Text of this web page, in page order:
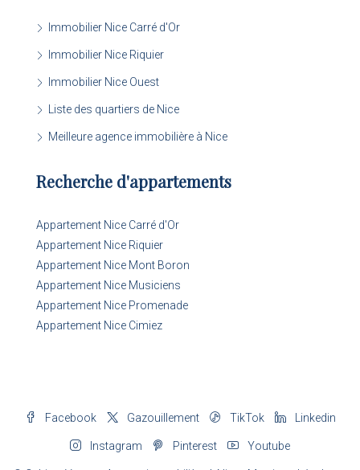
Immobilier Nice Carré d'Or
Immobilier Nice Riquier
Immobilier Nice Ouest
Liste des quartiers de Nice
Meilleure agence immobilière à Nice
Recherche d'appartements
Appartement Nice Carré d'Or
Appartement Nice Riquier
Appartement Nice Mont Boron
Appartement Nice Musiciens
Appartement Nice Promenade
Appartement Nice Cimiez
Facebook Gazouillement TikTok Linkedin
Instagram Pinterest Youtube